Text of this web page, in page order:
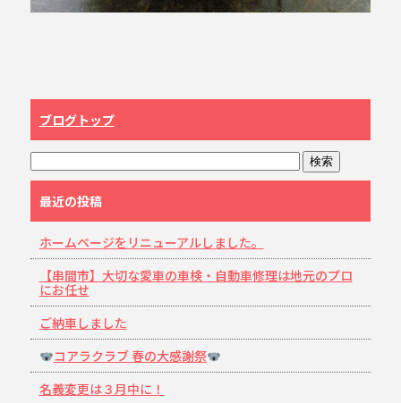
ブログトップ
最近の投稿
ホームページをリニューアルしました。
【串間市】大切な愛車の車検・自動車修理は地元のプロ
にお任せ
ご納車しました
コアラクラブ 春の大感謝祭
名義変更は３月中に！